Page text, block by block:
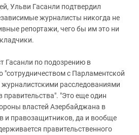
Ульви Гасанли подтвердил
журналисты никогда не
репортажи, чего бы им это ни
Гасанли по подозрению в
"сотрудничеством с Парламентской
расследованиями
правительства". "Это еще один
властей Азербайджана в
и правозащитников, да и вообще
правительственного